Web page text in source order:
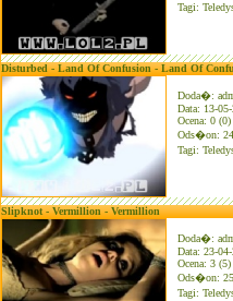
Tagi:
Disturbed - Land Of Confusion - Land Of
Doda�:
Data: 13-
Ocena: 0 (0)
Ods�on:
Tagi:
Slipknot - Vermillion - Vermillion
Doda�:
Data: 23-
Ocena: 3 (5)
Ods�on:
Tagi: